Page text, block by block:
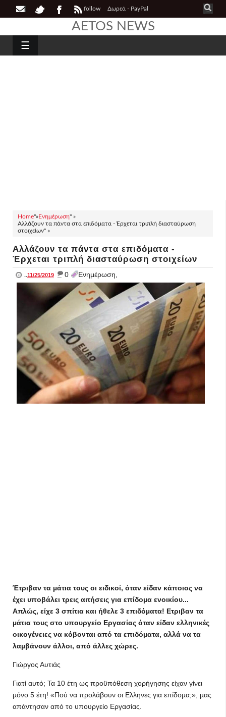
follow Δωρεά - PayPal
AETOS NEWS
☰
Home"»Ενημέρωση" »
Αλλάζουν τα πάντα στα επιδόματα - Έρχεται τριπλή διασταύρωση
στοιχείων" »
Αλλάζουν τα πάντα στα επιδόματα -
Έρχεται τριπλή διασταύρωση στοιχείων
..11/25/2019 _ 0 Ενημέρωση,
Έτριβαν τα µάτια τους οι ειδικοί, όταν είδαν κάποιος να
έχει υποβάλει τρεις αιτήσεις για επίδοµα ενοικίου...
Απλώς, είχε 3 σπίτια και ήθελε 3 επιδόµατα! Ετριβαν τα
µάτια τους στο υπουργείο Εργασίας όταν είδαν ελληνικές
οικογένειες να κόβονται από τα επιδόµατα, αλλά να τα
λαµβάνουν άλλοι, από άλλες χώρες.
Γιώργος Αυτιάς
Γιατί αυτό; Τα 10 έτη ως προϋπόθεση χορήγησης είχαν γίνει
µόνο 5 έτη! «Πού να προλάβουν οι Ελληνες για επίδοµα;», µας
απάντησαν από το υπουργείο Εργασίας.